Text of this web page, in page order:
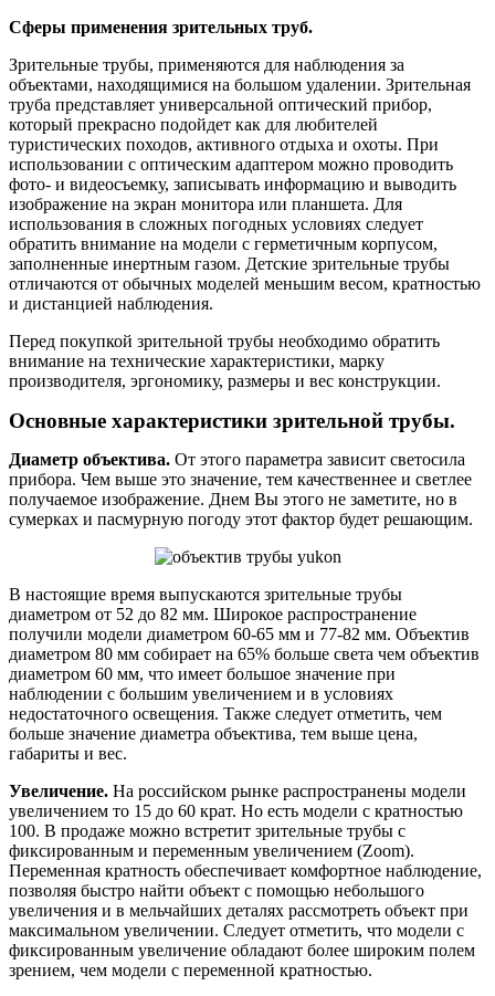
Сферы применения зрительных труб.
Зрительные трубы, применяются для наблюдения за
объектами, находящимися на большом удалении. Зрительная
труба представляет универсальной оптический прибор,
который прекрасно подойдет как для любителей
туристических походов, активного отдыха и охоты. При
использовании с оптическим адаптером можно проводить
фото- и видеосъемку, записывать информацию и выводить
изображение на экран монитора или планшета. Для
использования в сложных погодных условиях следует
обратить внимание на модели с герметичным корпусом,
заполненные инертным газом. Детские зрительные трубы
отличаются от обычных моделей меньшим весом, кратностью
и дистанцией наблюдения.
Перед покупкой зрительной трубы необходимо обратить
внимание на технические характеристики, марку
производителя, эргономику, размеры и вес конструкции.
Основные характеристики зрительной трубы.
Диаметр объектива. От этого параметра зависит светосила
прибора. Чем выше это значение, тем качественнее и светлее
получаемое изображение. Днем Вы этого не заметите, но в
сумерках и пасмурную погоду этот фактор будет решающим.
В настоящие время выпускаются зрительные трубы
диаметром от 52 до 82 мм. Широкое распространение
получили модели диаметром 60-65 мм и 77-82 мм. Объектив
диаметром 80 мм собирает на 65% больше света чем объектив
диаметром 60 мм, что имеет большое значение при
наблюдении с большим увеличением и в условиях
недостаточного освещения. Также следует отметить, чем
больше значение диаметра объектива, тем выше цена,
габариты и вес.
Увеличение. На российском рынке распространены модели
увеличением то 15 до 60 крат. Но есть модели с кратностью
100. В продаже можно встретит зрительные трубы с
фиксированным и переменным увеличением (Zoom).
Переменная кратность обеспечивает комфортное наблюдение,
позволяя быстро найти объект с помощью небольшого
увеличения и в мельчайших деталях рассмотреть объект при
максимальном увеличении. Следует отметить, что модели с
фиксированным увеличение обладают более широким полем
зрением, чем модели с переменной кратностью.